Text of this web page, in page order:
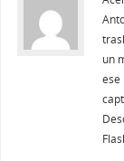
un
ese